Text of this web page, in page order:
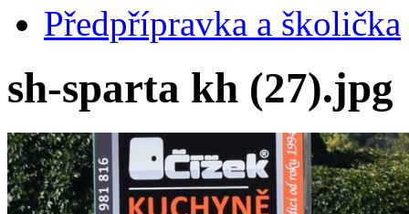
Předpřípravka a školička
sh-sparta kh (27).jpg